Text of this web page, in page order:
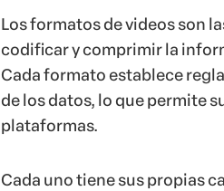
Los formatos de videos son
codificar y comprimir la
Cada formato establece
de los datos, lo que permite
plataformas.
Cada uno tiene sus propias